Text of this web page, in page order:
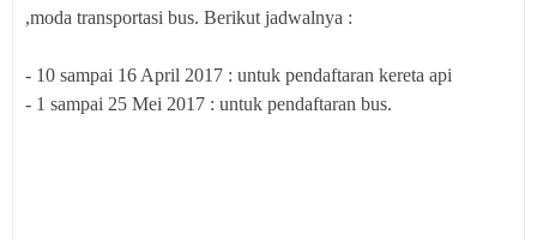
,moda transportasi bus. Berikut jadwalnya :
- 10 sampai 16 April 2017 : untuk pendaftaran kereta api
- 1 sampai 25 Mei 2017 : untuk pendaftaran bus.